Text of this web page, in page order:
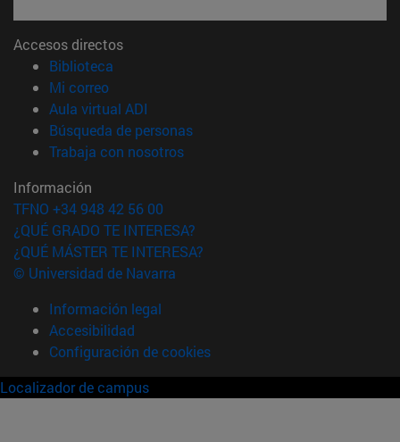
Accesos directos
Biblioteca
Mi correo(abre en nueva ventana)
Aula virtual ADI
Búsqueda de personas(abre en nueva ventana)
Trabaja con nosotros(abre en nueva ventana)
Información
TFNO +34 948 42 56 00
¿QUÉ GRADO TE INTERESA?
¿QUÉ MÁSTER TE INTERESA?
© Universidad de Navarra
Información legal
Accesibilidad
Configuración de cookies
Localizador de campus